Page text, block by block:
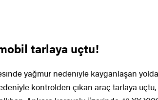
tarlaya uçtu!
yağmur nedeniyle kayganlaşan
kontrolden çıkan araç tarlaya uçtu,